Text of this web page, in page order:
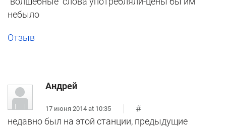
небыло
Отзыв
Андрей
17 июня 2014 at 10:35
#
недавно был на этой станции, предыдущие